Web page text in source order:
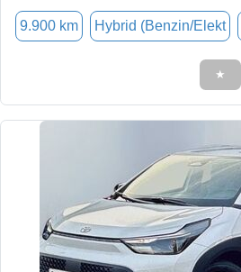
9.900 km Hybrid (Benzin/Elekt
★